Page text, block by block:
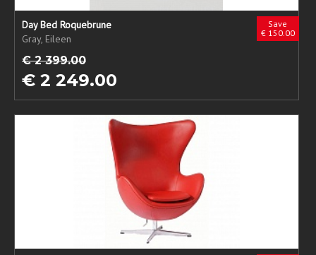
Save
€ 150.00
Day Bed Roquebrune
Gray, Eileen
€ 2 399.00
€ 2 249.00